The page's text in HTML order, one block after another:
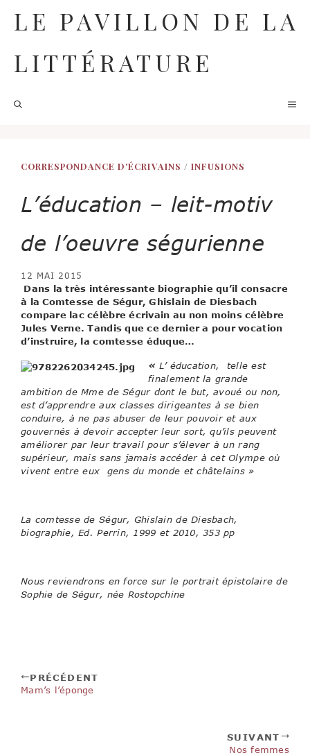
contenu
LE PAVILLON DE LA
LITTÉRATURE
CORRESPONDANCE D'ÉCRIVAINS / INFUSIONS
L’éducation – leit-motiv
de l’oeuvre ségurienne
12 MAI 2015
Dans la très intéressante biographie qu’il consacre
à la Comtesse de Ségur, Ghislain de Diesbach
compare lac célèbre écrivain au non moins célèbre
Jules Verne. Tandis que ce dernier a pour vocation
d’instruire, la comtesse éduque…
« L’ éducation, telle est
finalement la grande
ambition de Mme de Ségur dont le but, avoué ou non,
est d’apprendre aux classes dirigeantes à se bien
conduire, à ne pas abuser de leur pouvoir et aux
gouvernés à devoir accepter leur sort, qu’ils peuvent
améliorer par leur travail pour s’élever à un rang
supérieur, mais sans jamais accéder à cet Olympe où
vivent entre eux gens du monde et châtelains »
La comtesse de Ségur, Ghislain de Diesbach,
biographie, Ed. Perrin, 1999 et 2010, 353 pp
Nous reviendrons en force sur le portrait épistolaire de
Sophie de Ségur, née Rostopchine
PRÉCÉDENT
Mam’s l’éponge
SUIVANT
Nos femmes